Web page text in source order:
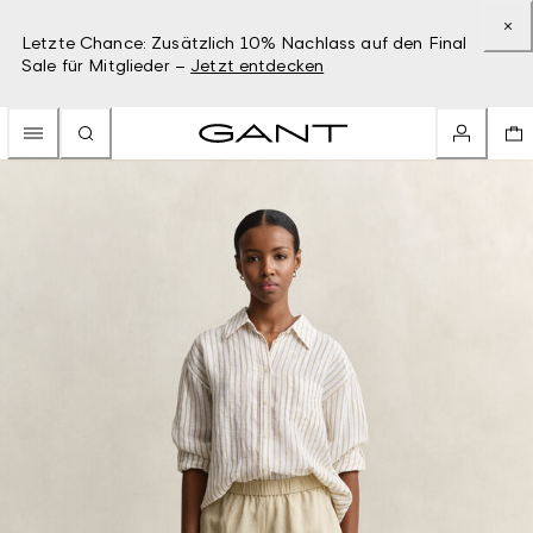
Letzte Chance: Zusätzlich 10% Nachlass auf den Final
Sale für Mitglieder – Jetzt entdecken